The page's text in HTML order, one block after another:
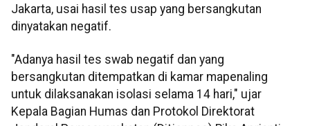
Jakarta, usai hasil tes usap yang bersangkutan
dinyatakan negatif.
"Adanya hasil tes swab negatif dan yang
bersangkutan ditempatkan di kamar mapenaling
untuk dilaksanakan isolasi selama 14 hari," ujar
Kepala Bagian Humas dan Protokol Direktorat